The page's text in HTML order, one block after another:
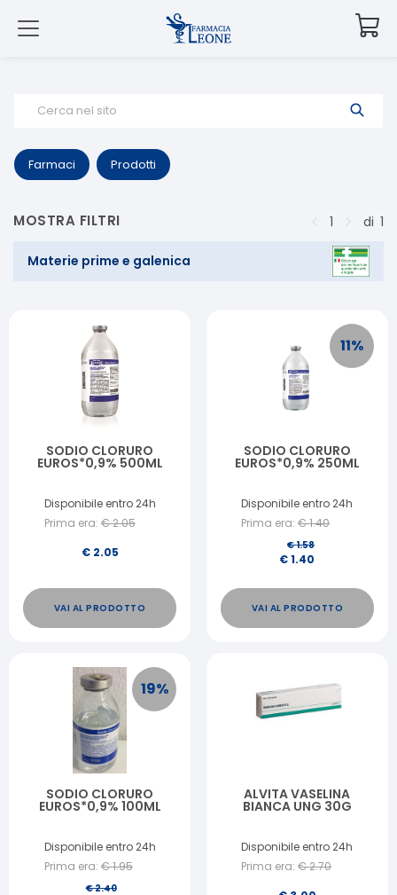
Cerca nel sito
Farmaci Prodotti
MOSTRA FILTRI 1 di 1
Materie prime e galenica
SODIO CLORURO
EUROS*0,9% 500ML
Disponibile entro 24h
Prima era: €2.05
€ 2.05
VAI AL PRODOTTO
11%
SODIO CLORURO
EUROS*0,9% 250ML
Disponibile entro 24h
Prima era: €1.40
€1.58
€1.40
VAI AL PRODOTTO
19%
SODIO CLORURO
EUROS*0,9% 100ML
Disponibile entro 24h
Prima era: €1.95
€2.40
ALVITA VASELINA
BIANCA UNG 30G
Disponibile entro 24h
Prima era: €2.70